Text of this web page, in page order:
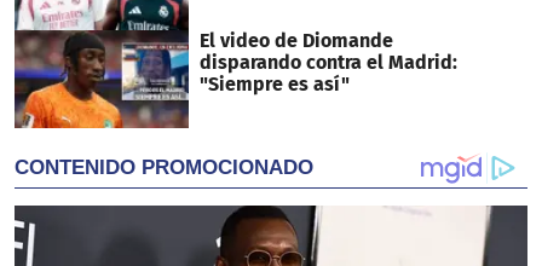
El video de Diomande
disparando contra el Madrid:
"Siempre es así"